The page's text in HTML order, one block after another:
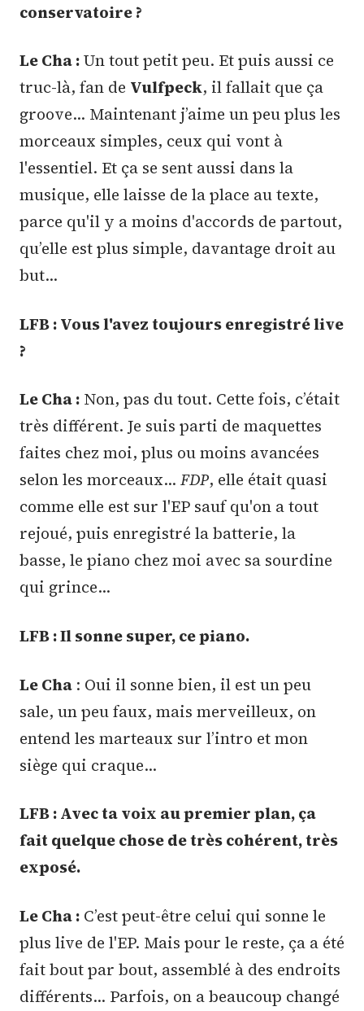
conservatoire ?
Le Cha :Un tout petit peu. Et puis aussi ce
truc-là, fan de Vulfpeck, il fallait que ça
groove… Maintenant j’aime un peu plus les
morceaux simples, ceux qui vont à
l'essentiel. Et ça se sent aussi dans la
musique, elle laisse de la place au texte,
parce qu'il y a moins d'accords de partout,
qu’elle est plus simple, davantage droit au
but…
LFB : Vous l'avez toujours enregistré live
?
Le Cha : Non, pas du tout. Cette fois, c’était
très différent. Je suis parti de maquettes
faites chez moi, plus ou moins avancées
selon les morceaux… FDP, elle était quasi
comme elle est sur l'EP sauf qu'on a tout
rejoué, puis enregistré la batterie, la
basse, le piano chez moi avec sa sourdine
qui grince…
LFB : Il sonne super, ce piano.
Le Cha : Oui il sonne bien, il est un peu
sale, un peu faux, mais merveilleux, on
entend les marteaux sur l’intro et mon
siège qui craque…
LFB : Avec ta voix au premier plan, ça
fait quelque chose de très cohérent, très
exposé.
Le Cha : C’est peut-être celui qui sonne le
plus live de l'EP. Mais pour le reste, ça a été
fait bout par bout, assemblé à des endroits
différents… Parfois, on a beaucoup changé